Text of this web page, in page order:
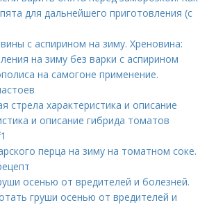
для дальнейшего приготовления (с
с аспирином на зиму. Хреновина:
на зиму без варки с аспирином
на самогоне применение.
стрела характеристика и описание
и описание гибрида томатов
перца на зиму на томатном соке.
осенью от вредителей и болезней.
груши осенью от вредителей и